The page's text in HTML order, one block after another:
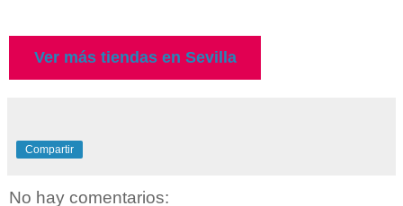
Ver más tiendas en Sevilla
Compartir
No hay comentarios: